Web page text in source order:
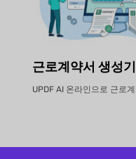
근로계약서 생성기